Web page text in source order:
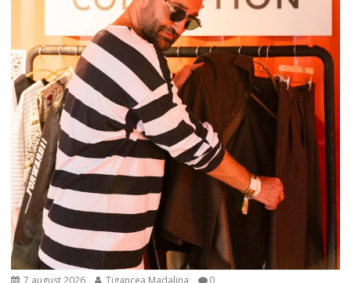
7 august 2026 Tigancea Madalina 0